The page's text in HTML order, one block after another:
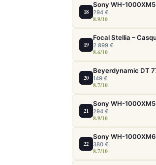
18 294 €
8.9/10
19
Focal Stellia –
2 899 €
8.6/10
20 149 €
8.7/10
21 294 €
8.9/10
22 380 €
8.7/10